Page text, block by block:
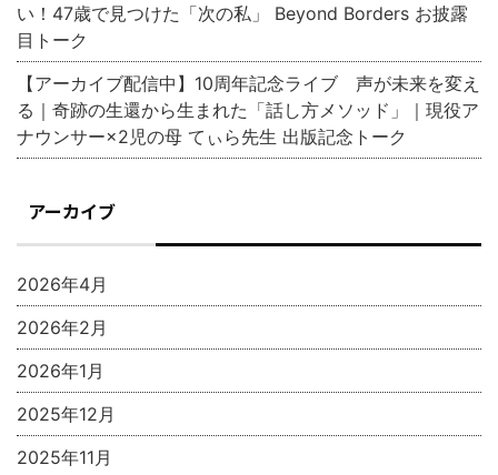
い！47歳で見つけた「次の私」 Beyond Borders お披露
目トーク
【アーカイブ配信中】10周年記念ライブ 声が未来を変え
る｜奇跡の生還から生まれた「話し方メソッド」｜現役ア
ナウンサー×2児の母 てぃら先生 出版記念トーク
アーカイブ
2026年4月
2026年2月
2026年1月
2025年12月
2025年11月